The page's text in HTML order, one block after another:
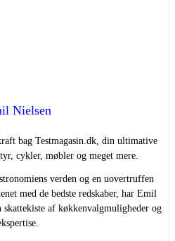
Nielsen
bag Testmagasin.dk, din ultimative
cykler, møbler og meget mere.
verden og en uovertruffen
med de bedste redskaber, har Emil
af køkkenvalgmuligheder og